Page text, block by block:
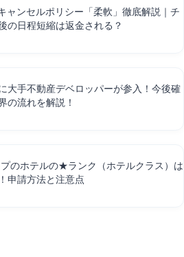
ャンセルポリシー「柔軟」徹底解説｜チ
の日程短縮は返金される？
大手不動産デベロッパーが参入！今後確
の流れを解説！
のホテルの★ランク（ホテルクラス）は
申請方法と注意点